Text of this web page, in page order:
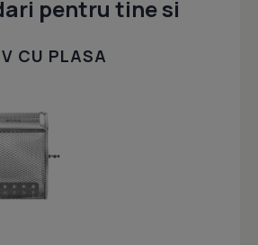
pentru tine si
CU PLASA